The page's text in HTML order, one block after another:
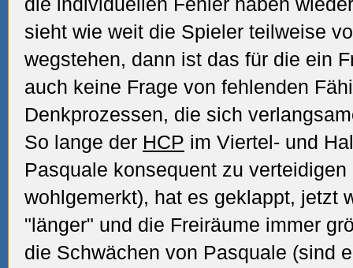
sieht wie weit die Spieler teilweise
wegstehen, dann ist das für die ein
auch keine Frage von fehlenden
Denkprozessen, die sich
So lange der HCP im Viertel- und
Pasquale konsequent zu
wohlgemerkt), hat es geklappt, jetzt
"länger" und die Freiräume immer
die Schwächen von Pasquale (sind